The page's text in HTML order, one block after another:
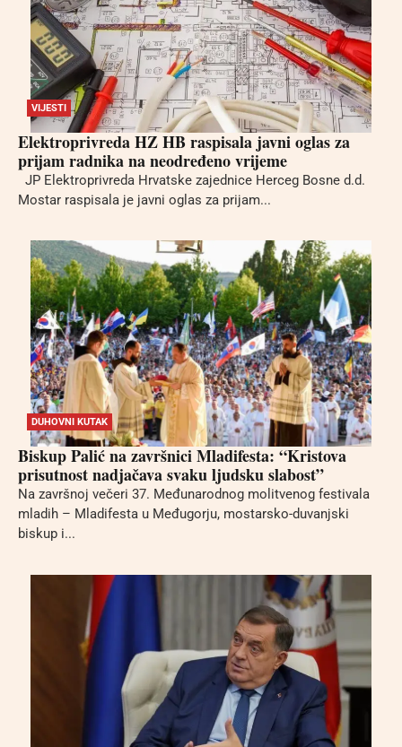
VIJESTI
Elektroprivreda HZ HB raspisala javni oglas za
prijam radnika na neodređeno vrijeme
JP Elektroprivreda Hrvatske zajednice Herceg Bosne d.d.
Mostar raspisala je javni oglas za prijam...
DUHOVNI KUTAK
Biskup Palić na završnici Mladifesta: “Kristova
prisutnost nadjačava svaku ljudsku slabost”
Na završnoj večeri 37. Međunarodnog molitvenog festivala
mladih – Mladifesta u Međugorju, mostarsko-duvanjski
biskup i...